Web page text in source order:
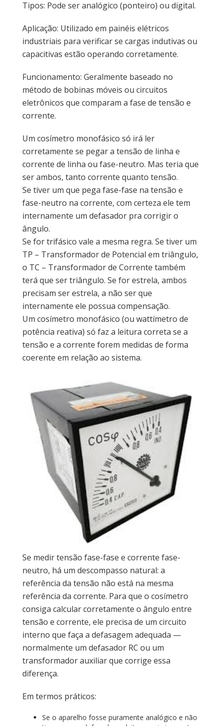
Tipos: Pode ser analógico (ponteiro) ou digital.
Aplicação: Utilizado em painéis elétricos
industriais para verificar se cargas indutivas ou
capacitivas estão operando corretamente.
Funcionamento: Geralmente baseado no
método de bobinas móveis ou circuitos
eletrônicos que comparam a fase de tensão e
corrente.
Um cosímetro monofásico só irá ler
corretamente se pegar a tensão de linha e
corrente de linha ou fase-neutro. Mas teria que
ser ambos, tanto corrente quanto tensão.
Se tiver um que pega fase-fase na tensão e
fase-neutro na corrente, com certeza ele tem
internamente um defasador pra corrigir o
ângulo.
Se for trifásico vale a mesma regra. Se tiver um
TP – Transformador de Potencial em triângulo,
o TC – Transformador de Corrente também
terá que ser triângulo. Se for estrela, ambos
precisam ser estrela, a não ser que
internamente ele possua compensação.
Um cosímetro monofásico (ou wattímetro de
potência reativa) só faz a leitura correta se a
tensão e a corrente forem medidas de forma
coerente em relação ao sistema.
Se medir tensão fase-fase e corrente fase-
neutro, há um descompasso natural: a
referência da tensão não está na mesma
referência da corrente. Para que o cosímetro
consiga calcular corretamente o ângulo entre
tensão e corrente, ele precisa de um circuito
interno que faça a defasagem adequada —
normalmente um defasador RC ou um
transformador auxiliar que corrige essa
diferença.
Em termos práticos:
Se o aparelho fosse puramente analógico e não